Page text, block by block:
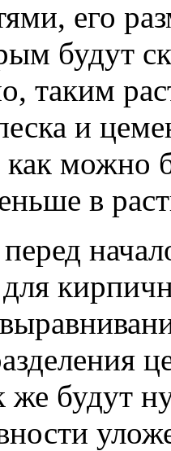
его
будут
таким
и
можно
в
же будут